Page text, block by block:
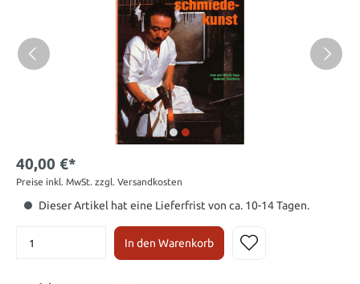
40,00 €*
Preise inkl. MwSt. zzgl. Versandkosten
Dieser Artikel hat eine Lieferfrist von ca. 10-14 Tagen.
In den Warenkorb